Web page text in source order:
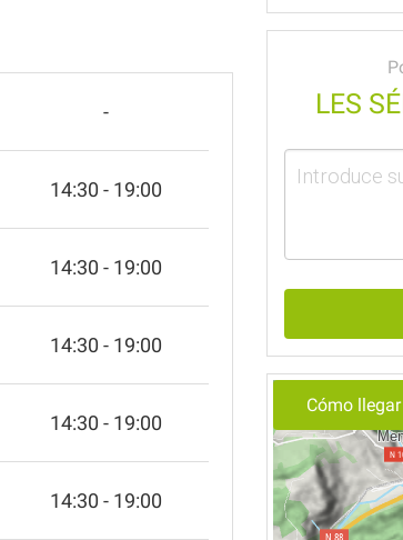
-
14:30 - 19:00
14:30 - 19:00
14:30 - 19:00
14:30 - 19:00
14:30 - 19:00
LES
Cómo llegar